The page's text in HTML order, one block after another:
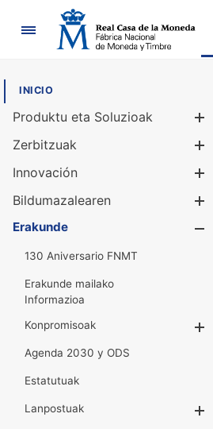
Nabigazioa
INICIO
Produktu eta Soluzioak
Zerbitzuak
Innovación
Bildumazalearen
Erakunde
130 Aniversario FNMT
Erakunde mailako
Informazioa
Konpromisoak
Agenda 2030 y ODS
Estatutuak
Lanpostuak